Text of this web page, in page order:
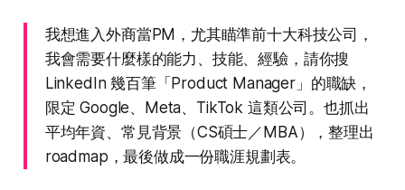
我想進入外商當PM，尤其瞄準前十大科技公司，
我會需要什麼樣的能力、技能、經驗，請你搜
LinkedIn 幾百筆「Product Manager」的職缺，
限定 Google、Meta、TikTok 這類公司。也抓出
平均年資、常見背景（CS碩士／MBA），整理出
roadmap，最後做成一份職涯規劃表。